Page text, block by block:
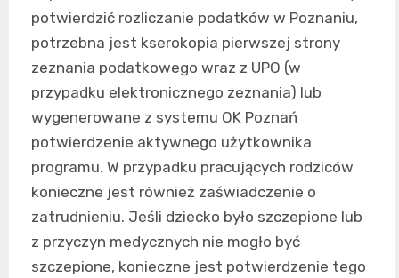
potwierdzić rozliczanie podatków w Poznaniu,
potrzebna jest kserokopia pierwszej strony
zeznania podatkowego wraz z UPO (w
przypadku elektronicznego zeznania) lub
wygenerowane z systemu OK Poznań
potwierdzenie aktywnego użytkownika
programu. W przypadku pracujących rodziców
konieczne jest również zaświadczenie o
zatrudnieniu. Jeśli dziecko było szczepione lub
z przyczyn medycznych nie mogło być
szczepione, konieczne jest potwierdzenie tego